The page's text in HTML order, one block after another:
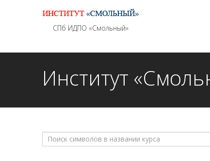
СПб ИДПО «Смольный»
Институт